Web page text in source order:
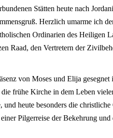
Stätten heute nach
Herzlich umarme ich
Ordinarien des Heiligen
Raad, den Vertretern der
von Moses und Elija gesegnet
frühe Kirche in dem Leben
heute besonders die
Pilgerreise der Bekehrung